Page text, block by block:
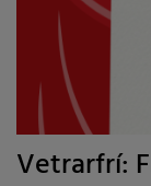
Vetrarfrí: